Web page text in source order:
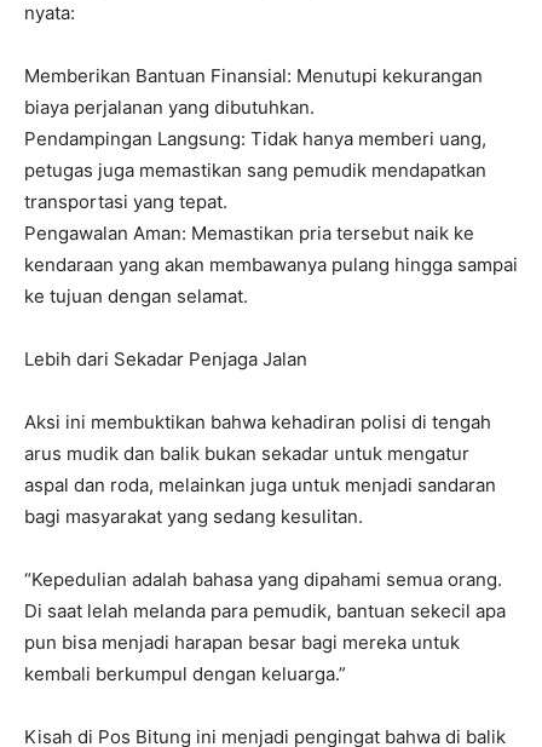
nyata:
Memberikan Bantuan Finansial: Menutupi kekurangan
biaya perjalanan yang dibutuhkan.
Pendampingan Langsung: Tidak hanya memberi uang,
petugas juga memastikan sang pemudik mendapatkan
transportasi yang tepat.
Pengawalan Aman: Memastikan pria tersebut naik ke
kendaraan yang akan membawanya pulang hingga sampai
ke tujuan dengan selamat.
Lebih dari Sekadar Penjaga Jalan
Aksi ini membuktikan bahwa kehadiran polisi di tengah
arus mudik dan balik bukan sekadar untuk mengatur
aspal dan roda, melainkan juga untuk menjadi sandaran
bagi masyarakat yang sedang kesulitan.
“Kepedulian adalah bahasa yang dipahami semua orang.
Di saat lelah melanda para pemudik, bantuan sekecil apa
pun bisa menjadi harapan besar bagi mereka untuk
kembali berkumpul dengan keluarga.”
Kisah di Pos Bitung ini menjadi pengingat bahwa di balik